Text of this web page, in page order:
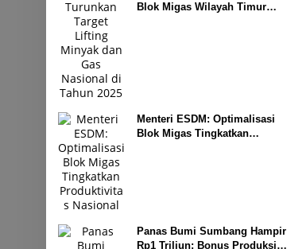
Blok Migas Wilayah Timur
Menteri ESDM: Optimalisasi
Blok Migas Tingkatkan
Panas Bumi Sumbang Hampir
Rp1 Triliun: Bonus Produksi